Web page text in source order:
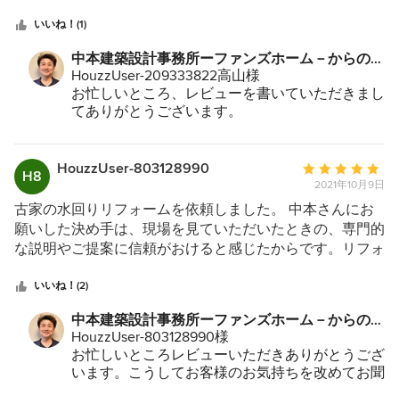
星
ません。実際、色んなハウスメーカーへも足を運びました
が、誰もがみんな『仕事』だから。と、感じる話し方であ
ったり、勧め方であったりと、少し距離を感じてしまいま
したが、中本さんだけはそんな感じを初めてお会いした時
から一切感じさせず、すごく温かいお人柄と、とても真摯
監督さんや大工さんもみなさん親しみやすく、話しやすい
方でした。ご自身が今まで建ててこられたお家のことはも
ちろんですが、色んな雑談もしてくださって楽しかったで
す。 ③木の温もりを感じるキッチンに憧れていたので、
よく見るメーカーさんのショールームへ行ってもなかなか
納得のいくものが見つからずに悩んでいると、それに気付
ないとすぐに違うショップを紹介してくださいました。そ
夏は網戸で、冬は暖房を入れなくても電気カーペットを敷
いてるだけで過ごせます。吹き抜けにしたので解放感もあ
り窮屈がなくさらにそれが広く感じさせてくれま
す。 高
いいね！(1)
中本建築設計事務所ーファンズホーム－からのコ
メント：
HouzzUser-209333822高山様
お忙しいところ、レビューを書いていただきまし
てありがとうございます。
はりあの南港での奥様の表情が印象的で今でも思
い出します。当時のお客様の思いをこうして改め
てお伺い出来、身の引き締まる思いです。
あの時あのキッチンをすぐに見学に行けたこと、
一期一会という言葉が正解かわかりませんが、そ
ういう家づくりを心掛けたいと思います。
これからもお付き合いのほど宜しくお願い致しま
プロジェクトはこちらです。
https://www.houzz.jp/hznb/projects/pj-vj~5981143
H8 HouzzUser-803128990
平
均
評
価：
5
星
5
2021年10月9日
古家の水回りリフォームを依頼しました。 中本さんにお
願いした決め手は、現場を見ていただいたときの、専門的
な説明やご提案に信頼がおけると感じたからです。リフォ
というようなありますが、そのようなことがなく、むしろ
要望範囲におさめながら、必要なことを説明してください
ました。 金額を抑えたいこちらの要望を踏まえながら
も、利便性や快適性もおさえたプランで、とても満足して
います。 また、現場の大工さんたちは、明るく、礼儀正
いいね！(2)
中本建築設計事務所ーファンズホーム－からのコ
メント：
HouzzUser-803128990様
お忙しいところレビューいただきありがとうござ
います。こうしてお客様のお気持ちを改めてお聞